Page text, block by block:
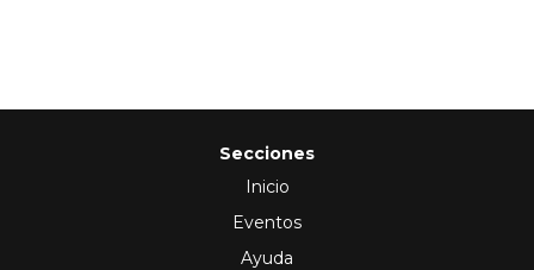
Secciones
Inicio
Eventos
Ayuda